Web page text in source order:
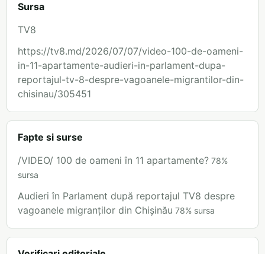
Sursa
TV8
https://tv8.md/2026/07/07/video-100-de-oameni-
in-11-apartamente-audieri-in-parlament-dupa-
reportajul-tv-8-despre-vagoanele-migrantilor-din-
chisinau/305451
Fapte si surse
/VIDEO/ 100 de oameni în 11 apartamente? 78%
sursa
Audieri în Parlament după reportajul TV8 despre
vagoanele migranților din Chișinău 78% sursa